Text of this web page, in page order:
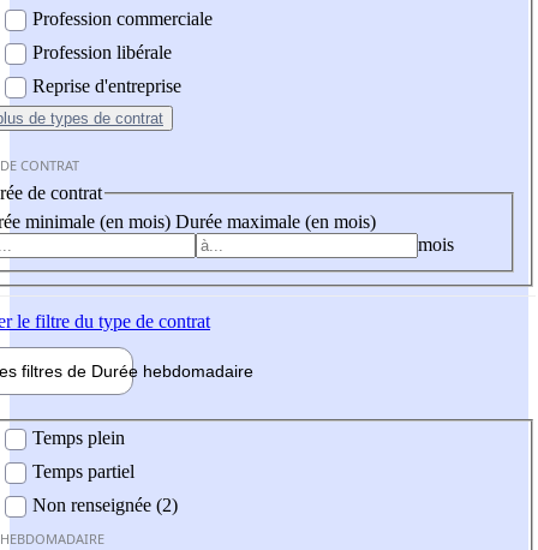
Profession commerciale
Profession libérale
Reprise d'entreprise
de types de contrat
CONTRAT
de contrat
minimale (en mois) Durée maximale (en mois)
mois
le filtre du type de contrat
filtres de Durée hebdomadaire
Temps plein
Temps partiel
Non renseignée (2)